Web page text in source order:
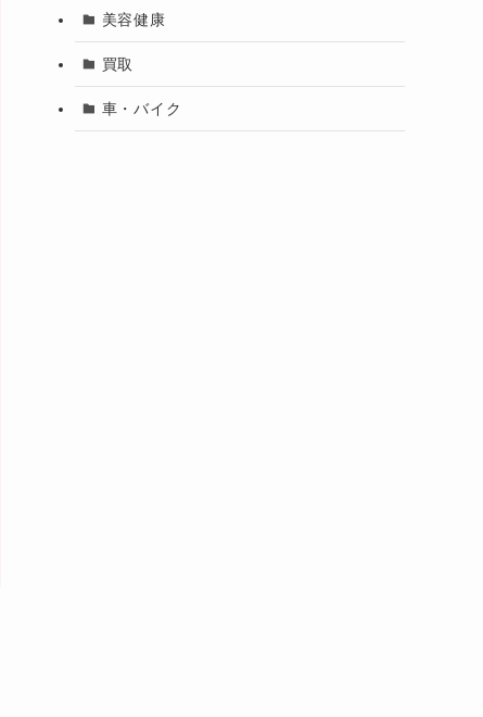
美容健康
買取
車・バイク